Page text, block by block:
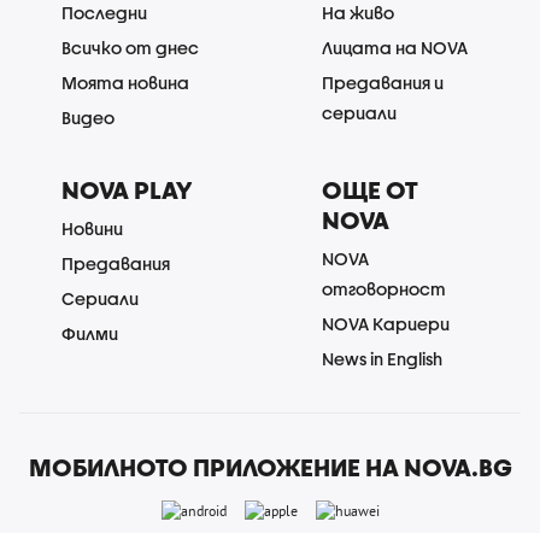
Последни
Всичко от днес
Моята новина
Видео
На живо
Лицата на NOVA
Предавания и
сериали
NOVA PLAY
Новини
Предавания
Сериали
Филми
ОЩЕ ОТ
NOVA
NOVA
отговорност
NOVA Кариери
News in English
МОБИЛНОТО ПРИЛОЖЕНИЕ НА NOVA.BG